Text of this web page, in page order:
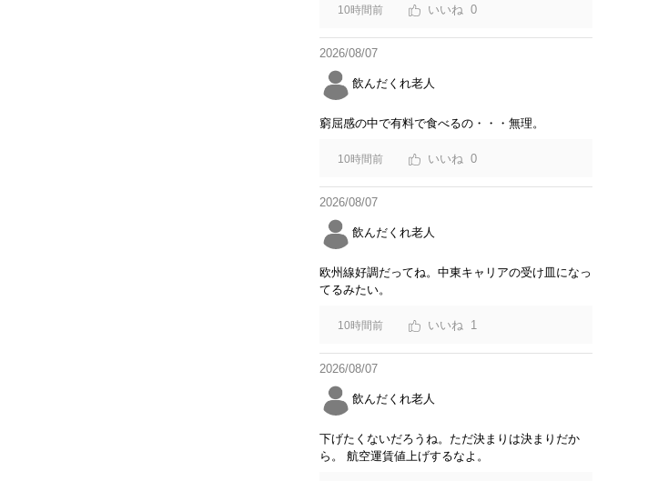
10時間前 0
2026/08/07
飲んだくれ老人
窮屈感の中で有料で食べるの・・・無理。
10時間前 0
2026/08/07
飲んだくれ老人
欧州線好調だってね。中東キャリアの受け皿になっ
てるみたい。
10時間前 1
2026/08/07
飲んだくれ老人
下げたくないだろうね。ただ決まりは決まりだか
ら。 航空運賃値上げするなよ。